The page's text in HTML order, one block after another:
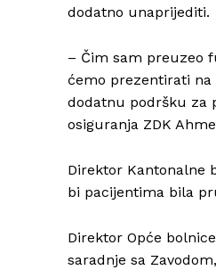
dodatno unaprijediti.
– Čim sam preuzeo
ćemo prezentirati na
dodatnu podršku za
osiguranja ZDK
Direktor Kantonalne
bi pacijentima bila
Direktor Opće
saradnje sa